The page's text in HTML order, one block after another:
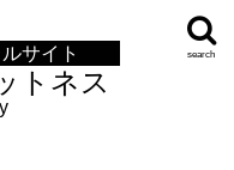
サイト
トネス
search